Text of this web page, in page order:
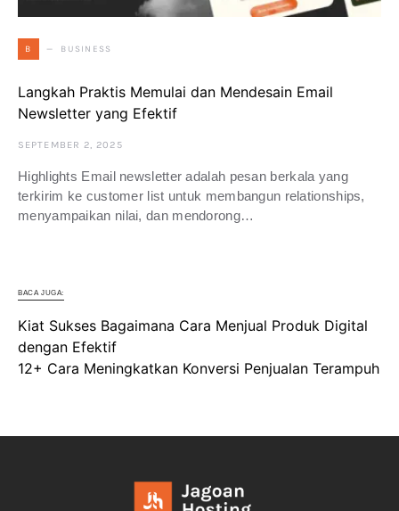
B BUSINESS
Langkah Praktis Memulai dan Mendesain Email
Newsletter yang Efektif
SEPTEMBER 2, 2025
Highlights Email newsletter adalah pesan berkala yang
terkirim ke customer list untuk membangun relationships,
menyampaikan nilai, dan mendorong…
BACA JUGA:
Kiat Sukses Bagaimana Cara Menjual Produk Digital
dengan Efektif
12+ Cara Meningkatkan Konversi Penjualan Terampuh